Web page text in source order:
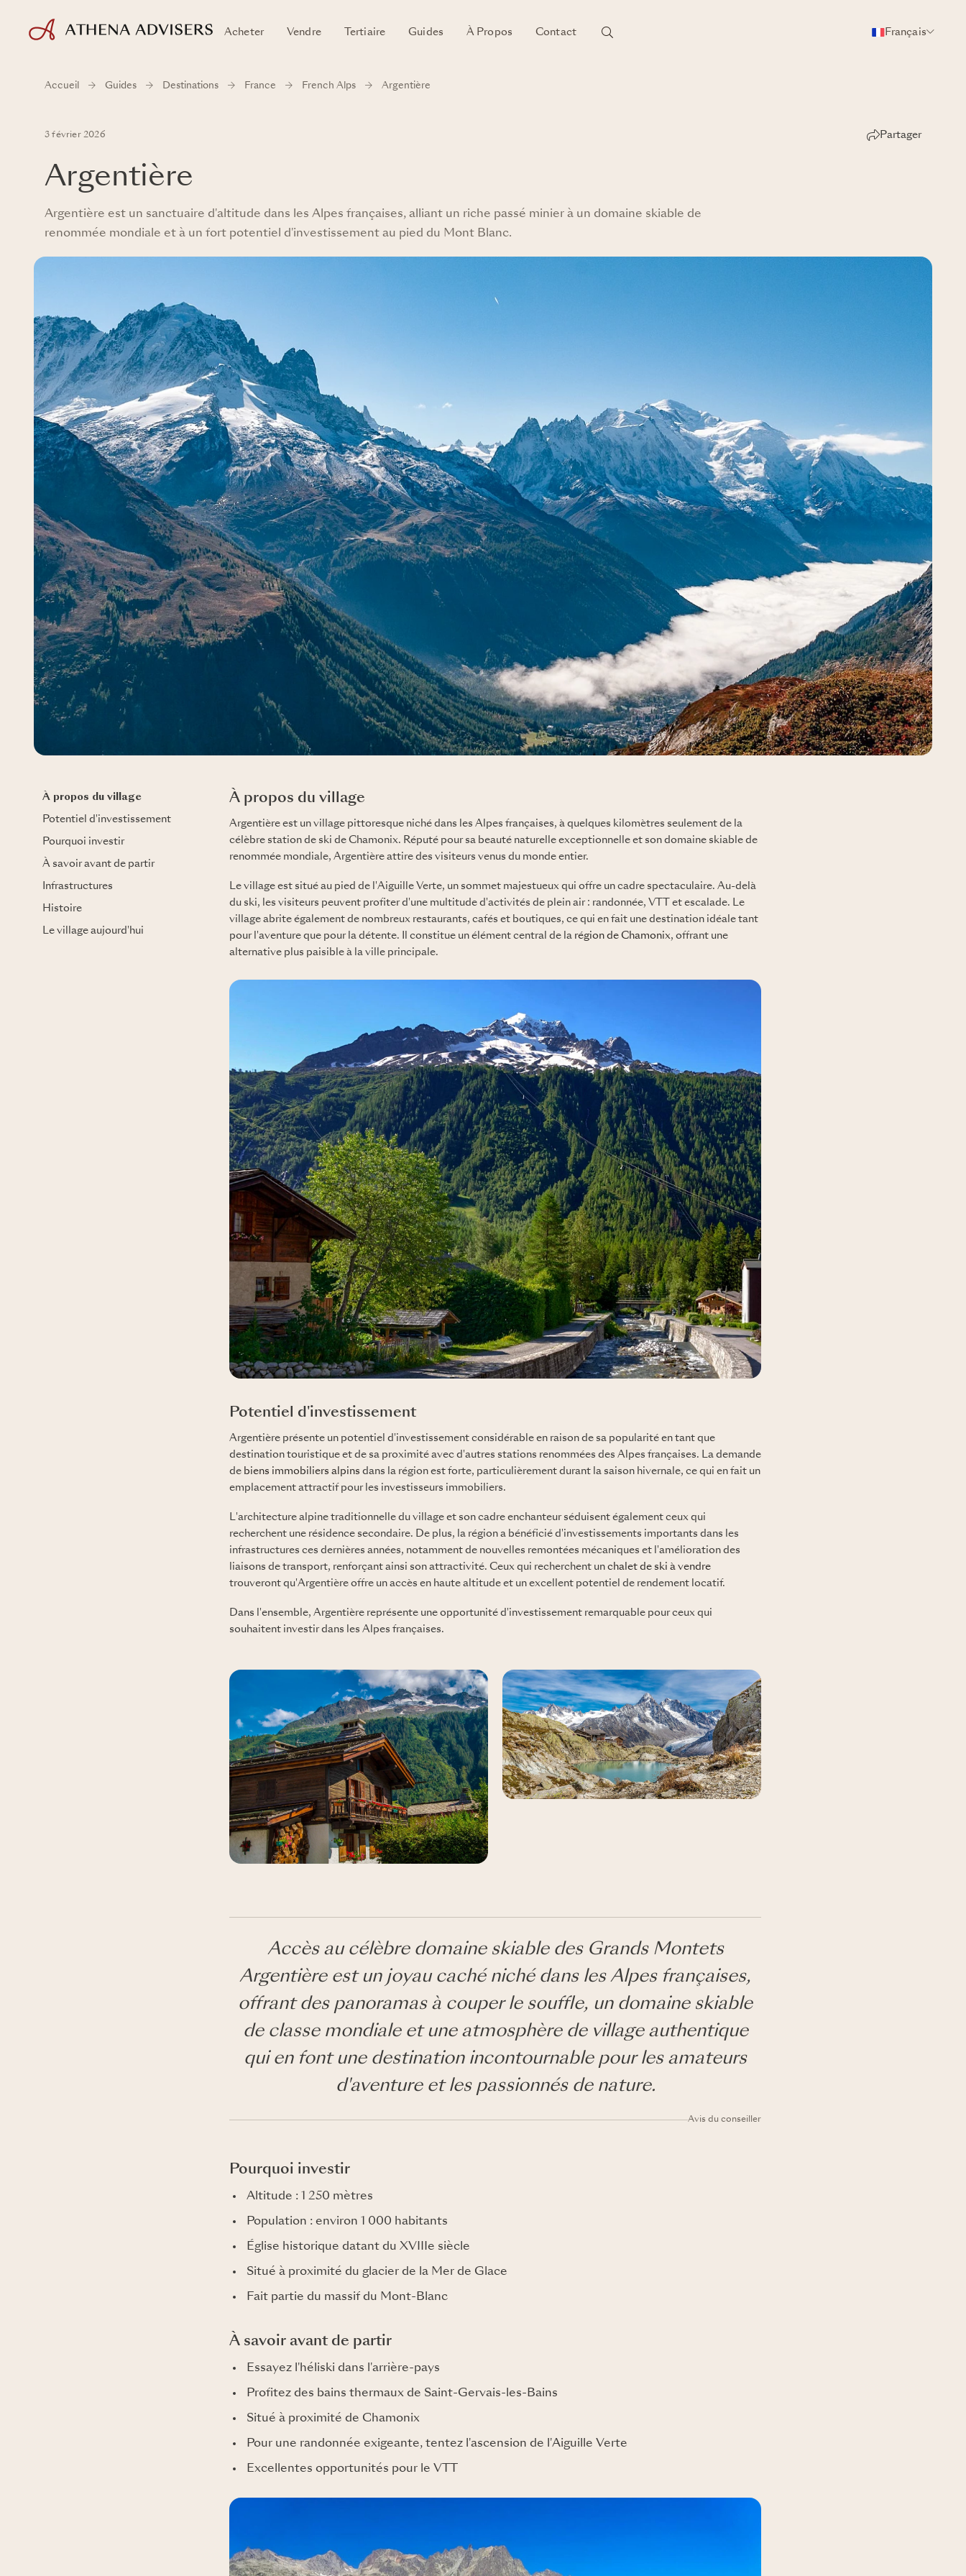
Acheter Vendre Tertiaire Guides À Propos Contact Français
Accueil Guides Destinations France French Alps Argentière
3 février 2026 Partager
Argentière
Argentière est un sanctuaire d'altitude dans les Alpes françaises, alliant un riche passé minier à un domaine skiable de
renommée mondiale et à un fort potentiel d'investissement au pied du Mont Blanc.
À propos du village
Potentiel d'investissement
Pourquoi investir
À savoir avant de partir
Infrastructures
Histoire
Le village aujourd'hui
À propos du village
Argentière est un village pittoresque niché dans les Alpes françaises, à quelques kilomètres seulement de la
célèbre station de ski de Chamonix. Réputé pour sa beauté naturelle exceptionnelle et son domaine skiable de
renommée mondiale, Argentière attire des visiteurs venus du monde entier.
Le village est situé au pied de l'Aiguille Verte, un sommet majestueux qui offre un cadre spectaculaire. Au-delà
du ski, les visiteurs peuvent profiter d'une multitude d'activités de plein air : randonnée, VTT et escalade. Le
village abrite également de nombreux restaurants, cafés et boutiques, ce qui en fait une destination idéale tant
pour l'aventure que pour la détente. Il constitue un élément central de la région de Chamonix, offrant une
alternative plus paisible à la ville principale.
Potentiel d'investissement
Argentière présente un potentiel d'investissement considérable en raison de sa popularité en tant que
destination touristique et de sa proximité avec d'autres stations renommées des Alpes françaises. La demande
de biens immobiliers alpins dans la région est forte, particulièrement durant la saison hivernale, ce qui en fait un
emplacement attractif pour les investisseurs immobiliers.
L'architecture alpine traditionnelle du village et son cadre enchanteur séduisent également ceux qui
recherchent une résidence secondaire. De plus, la région a bénéficié d'investissements importants dans les
infrastructures ces dernières années, notamment de nouvelles remontées mécaniques et l'amélioration des
liaisons de transport, renforçant ainsi son attractivité. Ceux qui recherchent un chalet de ski à vendre
trouveront qu'Argentière offre un accès en haute altitude et un excellent potentiel de rendement locatif.
Dans l'ensemble, Argentière représente une opportunité d'investissement remarquable pour ceux qui
souhaitent investir dans les Alpes françaises.
Accès au célèbre domaine skiable des Grands Montets
Argentière est un joyau caché niché dans les Alpes françaises,
offrant des panoramas à couper le souffle, un domaine skiable
de classe mondiale et une atmosphère de village authentique
qui en font une destination incontournable pour les amateurs
d'aventure et les passionnés de nature.
Avis du conseiller
Pourquoi investir
Altitude : 1 250 mètres
Population : environ 1 000 habitants
Église historique datant du XVIIIe siècle
Situé à proximité du glacier de la Mer de Glace
Fait partie du massif du Mont-Blanc
À savoir avant de partir
Essayez l'héliski dans l'arrière-pays
Profitez des bains thermaux de Saint-Gervais-les-Bains
Situé à proximité de Chamonix
Pour une randonnée exigeante, tentez l'ascension de l'Aiguille Verte
Excellentes opportunités pour le VTT